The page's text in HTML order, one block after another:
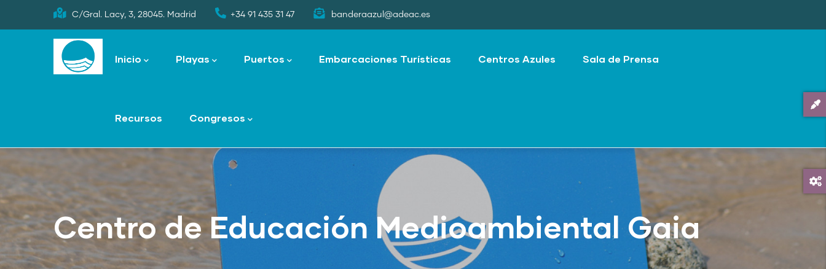
to
C/Gral. Lacy, 3, 28045. Madrid +34 91 435 31 47 banderaazul@adeac.es
navigation
Inicio Playas Puertos Embarcaciones Turísticas Centros Azules Sala de Prensa
Recursos Congresos
Centro de Educación Medioambiental Gaia